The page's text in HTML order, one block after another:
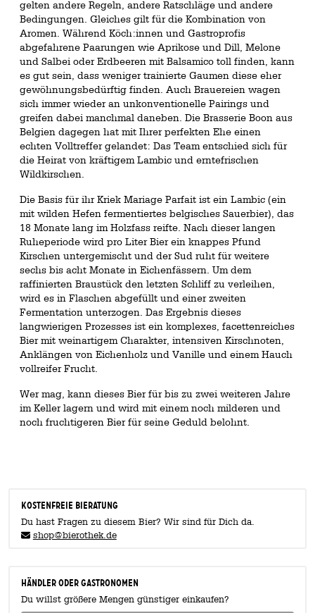
gelten andere Regeln, andere Ratschläge und andere
Bedingungen. Gleiches gilt für die Kombination von
Aromen. Während Köch:innen und Gastroprofis
abgefahrene Paarungen wie Aprikose und Dill, Melone
und Salbei oder Erdbeeren mit Balsamico toll finden, kann
es gut sein, dass weniger trainierte Gaumen diese eher
gewöhnungsbedürftig finden. Auch Brauereien wagen
sich immer wieder an unkonventionelle Pairings und
greifen dabei manchmal daneben. Die Brasserie Boon aus
Belgien dagegen hat mit Ihrer perfekten Ehe einen
echten Volltreffer gelandet: Das Team entschied sich für
die Heirat von kräftigem Lambic und erntefrischen
Wildkirschen.
Die Basis für ihr Kriek Mariage Parfait ist ein Lambic (ein
mit wilden Hefen fermentiertes belgisches Sauerbier), das
18 Monate lang im Holzfass reifte. Nach dieser langen
Ruheperiode wird pro Liter Bier ein knappes Pfund
Kirschen untergemischt und der Sud ruht für weitere
sechs bis acht Monate in Eichenfässern. Um dem
raffinierten Braustück den letzten Schliff zu verleihen,
wird es in Flaschen abgefüllt und einer zweiten
Fermentation unterzogen. Das Ergebnis dieses
langwierigen Prozesses ist ein komplexes, facettenreiches
Bier mit weinartigem Charakter, intensiven Kirschnoten,
Anklängen von Eichenholz und Vanille und einem Hauch
vollreifer Frucht.
Wer mag, kann dieses Bier für bis zu zwei weiteren Jahre
im Keller lagern und wird mit einem noch milderen und
noch fruchtigeren Bier für seine Geduld belohnt.
KOSTENFREIE BIERATUNG
Du hast Fragen zu diesem Bier? Wir sind für Dich da.
shop@bierothek.de
Händler oder Gastronomen
Du willst größere Mengen günstiger einkaufen?